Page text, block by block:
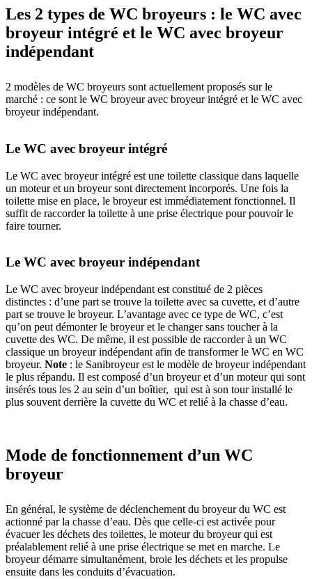
Les 2 types de WC broyeurs : le WC avec
broyeur intégré et le WC avec broyeur
indépendant
2 modèles de WC broyeurs sont actuellement proposés sur le
marché : ce sont le WC broyeur avec broyeur intégré et le WC avec
broyeur indépendant.
Le WC avec broyeur intégré
Le WC avec broyeur intégré est une toilette classique dans laquelle
un moteur et un broyeur sont directement incorporés. Une fois la
toilette mise en place, le broyeur est immédiatement fonctionnel. Il
suffit de raccorder la toilette à une prise électrique pour pouvoir le
faire tourner.
Le WC avec broyeur indépendant
Le WC avec broyeur indépendant est constitué de 2 pièces
distinctes : d’une part se trouve la toilette avec sa cuvette, et d’autre
part se trouve le broyeur. L’avantage avec ce type de WC, c’est
qu’on peut démonter le broyeur et le changer sans toucher à la
cuvette des WC. De même, il est possible de raccorder à un WC
classique un broyeur indépendant afin de transformer le WC en WC
broyeur. Note : le Sanibroyeur est le modèle de broyeur indépendant
le plus répandu. Il est composé d’un broyeur et d’un moteur qui sont
insérés tous les 2 au sein d’un boîtier, qui est à son tour installé le
plus souvent derrière la cuvette du WC et relié à la chasse d’eau.
Mode de fonctionnement d’un WC
broyeur
En général, le système de déclenchement du broyeur du WC est
actionné par la chasse d’eau. Dès que celle-ci est activée pour
évacuer les déchets des toilettes, le moteur du broyeur qui est
préalablement relié à une prise électrique se met en marche. Le
broyeur démarre simultanément, broie les déchets et les propulse
ensuite dans les conduits d’évacuation.